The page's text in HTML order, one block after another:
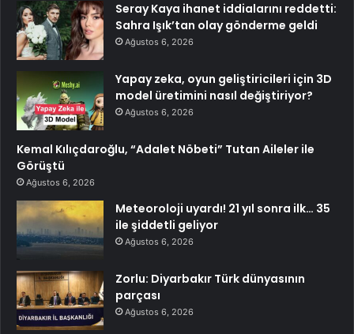
Seray Kaya ihanet iddialarını reddetti:
Sahra Işık’tan olay gönderme geldi
Ağustos 6, 2026
Yapay zeka, oyun geliştiricileri için 3D
model üretimini nasıl değiştiriyor?
Ağustos 6, 2026
Kemal Kılıçdaroğlu, “Adalet Nöbeti” Tutan Aileler ile
Görüştü
Ağustos 6, 2026
Meteoroloji uyardı! 21 yıl sonra ilk… 35
ile şiddetli geliyor
Ağustos 6, 2026
Zorlu: Diyarbakır Türk dünyasının
parçası
Ağustos 6, 2026